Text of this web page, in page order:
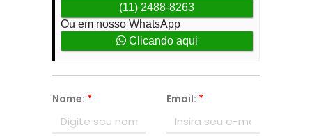
(11) 2488-8263
Ou em nosso WhatsApp
Clicando aqui
Nome: * Email: *